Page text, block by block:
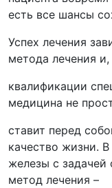
есть все шансы
Успех лечения
метода лечения и,
квалификации
медицина не
ставит перед
качество жизни.
железы с задачей
метод лечения –